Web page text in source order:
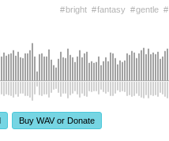
bright fantasy gentle
Buy WAV or Donate